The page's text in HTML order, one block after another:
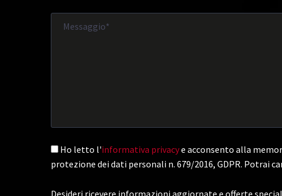
Ho letto l'informativa privacye acconsento alla
protezione dei dati personali n. 679/2016, GDPR. Potrai
Desideri ricevere informazioni aggiornate e offerte